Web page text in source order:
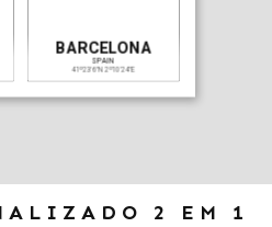
BARCELONA
SPAIN
41º23'6"N 2º10'24"E
2 EM 1